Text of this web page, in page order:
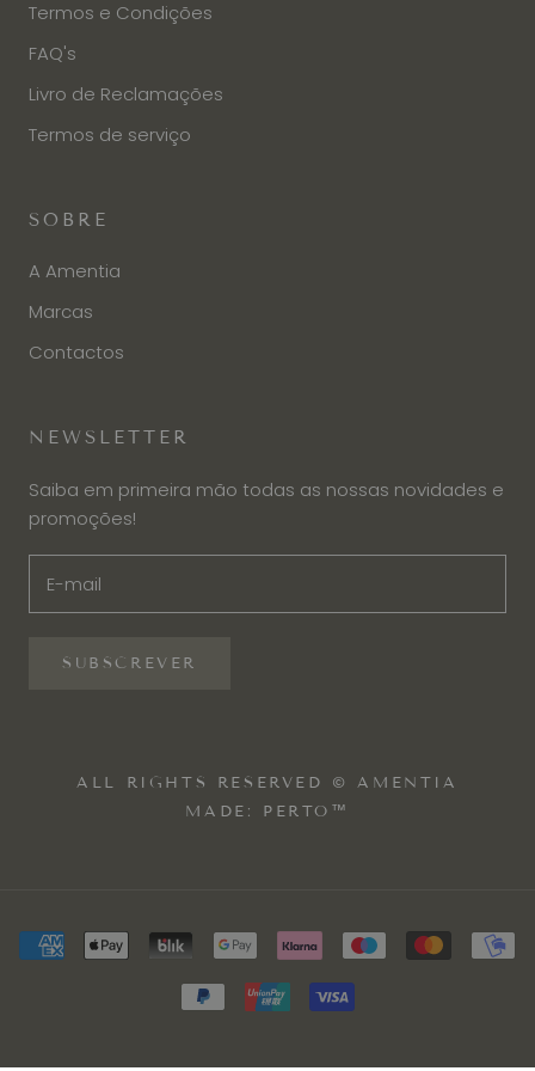
Termos e Condições
FAQ's
Livro de Reclamações
Termos de serviço
SOBRE
A Amentia
Marcas
Contactos
NEWSLETTER
Saiba em primeira mão todas as nossas novidades e
promoções!
SUBSCREVER
ALL RIGHTS RESERVED © AMENTIA
MADE: PERTO™